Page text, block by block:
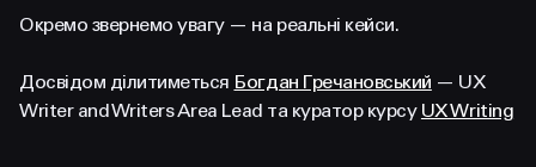
Окремо звернемо увагу — на реальні кейси.
Досвідом ділитиметься Богдан Гречановський — UX
Writer and Writers Area Lead та куратор курсу UX Writing